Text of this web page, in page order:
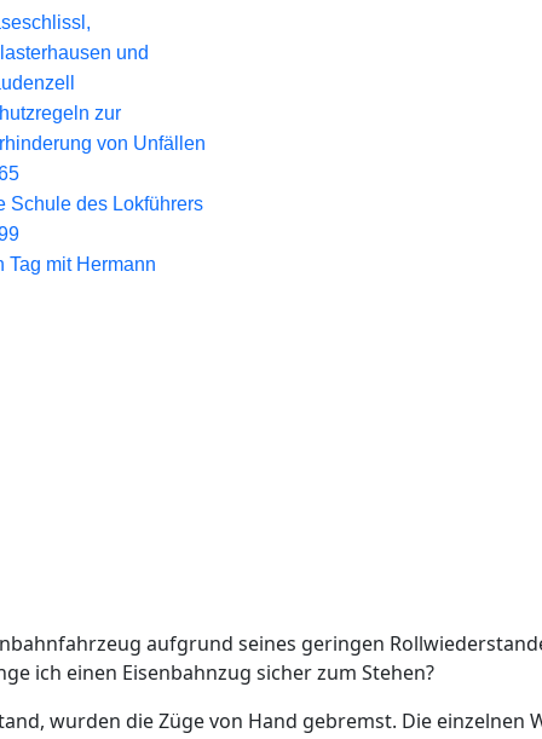
und
zur
von Unfällen
Schule des Lokführers
Tag mit Hermann
aufgrund seines geringen
ich einen Eisenbahnzug sicher zum Stehen?
wurden die Züge von Hand gebremst. Die einzelnen